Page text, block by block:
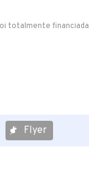
totalmente financiada
Flyer